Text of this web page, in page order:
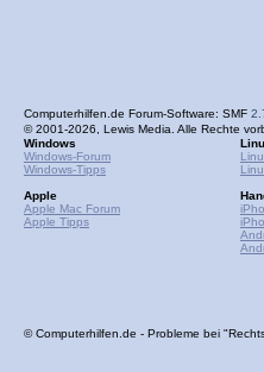
Computerhilfen.de Forum-Software: SMF
© 2001-2026, Lewis Media. Alle Rechte
Windows
Windows-Forum
Windows-Tipps
Apple
Apple Mac Forum
Apple Tipps
© Computerhilfen.de - Probleme bei